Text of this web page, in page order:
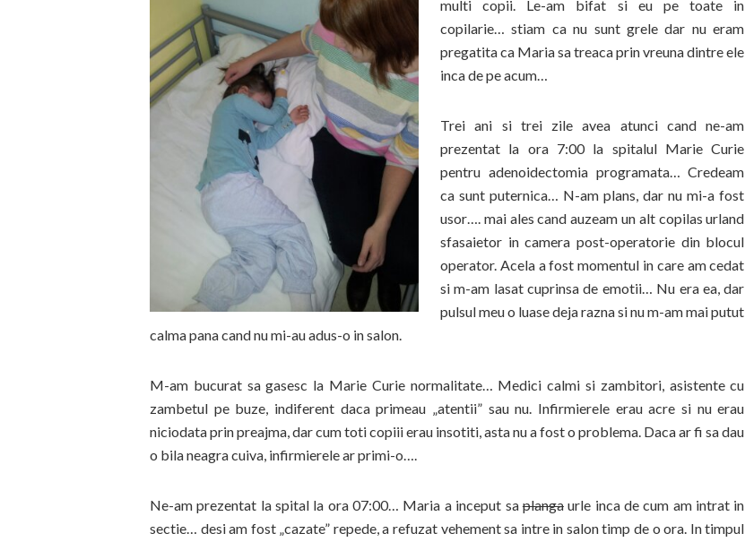
multi copii. Le-am bifat si eu pe toate in
copilarie… stiam ca nu sunt grele dar nu eram
pregatita ca Maria sa treaca prin vreuna dintre ele
inca de pe acum…
Trei ani si trei zile avea atunci cand ne-am
prezentat la ora 7:00 la spitalul Marie Curie
pentru adenoidectomia programata… Credeam
ca sunt puternica… N-am plans, dar nu mi-a fost
usor…. mai ales cand auzeam un alt copilas urland
sfasaietor in camera post-operatorie din blocul
operator. Acela a fost momentul in care am cedat
si m-am lasat cuprinsa de emotii… Nu era ea, dar
pulsul meu o luase deja razna si nu m-am mai putut
calma pana cand nu mi-au adus-o in salon.
M-am bucurat sa gasesc la Marie Curie normalitate… Medici calmi si zambitori, asistente cu
zambetul pe buze, indiferent daca primeau „atentii” sau nu. Infirmierele erau acre si nu erau
niciodata prin preajma, dar cum toti copiii erau insotiti, asta nu a fost o problema. Daca ar fi sa dau
o bila neagra cuiva, infirmierele ar primi-o….
Ne-am prezentat la spital la ora 07:00… Maria a inceput saplangaurle inca de cum am intrat in
sectie… desi am fost „cazate” repede, a refuzat vehement sa intre in salon timp de o ora. In timpul